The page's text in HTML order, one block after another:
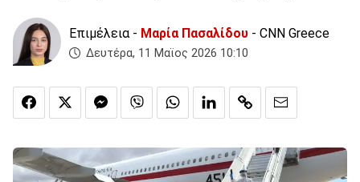
Επιμέλεια - Μαρία Πασαλίδου - CNN Greece
Δευτέρα, 11 Μαϊος 2026 10:10